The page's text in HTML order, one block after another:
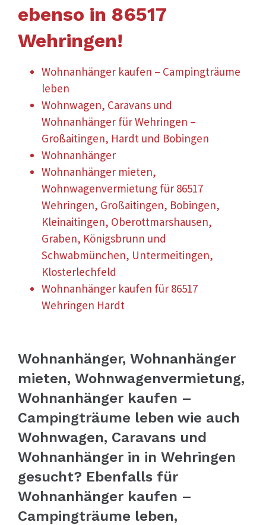
ebenso in 86517
Wehringen!
Wohnanhänger kaufen – Campingträume
leben
Wohnwagen, Caravans und
Wohnanhänger für Wehringen –
Großaitingen, Hardt und Bobingen
Wohnanhänger
Wohnanhänger mieten,
Wohnwagenvermietung für 86517
Wehringen, Großaitingen, Bobingen,
Kleinaitingen, Oberottmarshausen,
Graben, Königsbrunn und
Schwabmünchen, Untermeitingen,
Klosterlechfeld
Wohnanhänger kaufen für 86517
Wehringen Hardt
Wohnanhänger, Wohnanhänger
mieten, Wohnwagenvermietung,
Wohnanhänger kaufen –
Campingträume leben wie auch
Wohnwagen, Caravans und
Wohnanhänger in in Wehringen
gesucht? Ebenfalls für
Wohnanhänger kaufen –
Campingträume leben,